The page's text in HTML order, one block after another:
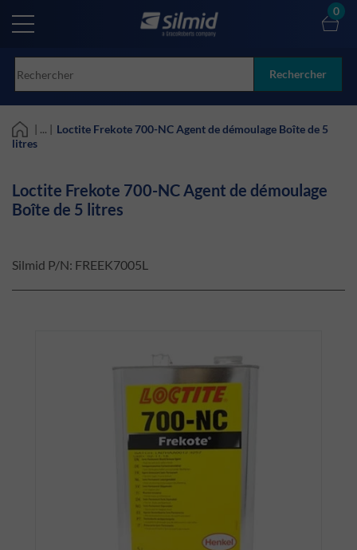
main
Rechercher
0
| ... | Loctite Frekote 700-NC Agent de démoulage Boîte de 5
litres
Loctite Frekote 700-NC Agent de démoulage
Boîte de 5 litres
Silmid P/N: FREEK7005L